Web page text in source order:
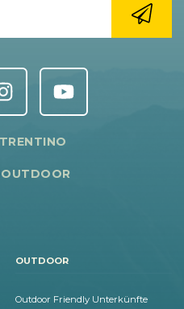
OUTDOOR
Outdoor Friendly Unterkünfte